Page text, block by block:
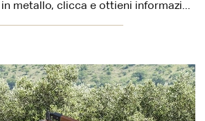
Se vuoi ombrelloni in metallo, clicca e ottieni informazioni sul modello Free Ombrellone del marchio Ethimo.